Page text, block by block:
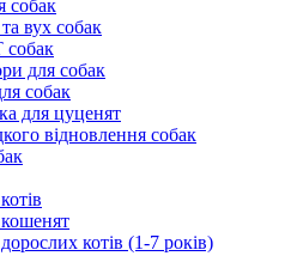
собак
вух собак
для собак
собак
для цуценят
відновлення собак
котів (1-7 років)